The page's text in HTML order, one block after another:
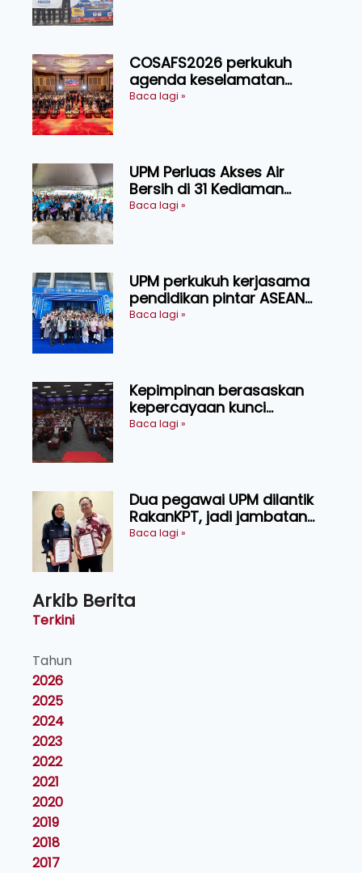
COSAFS2026 perkukuh
agenda keselamatan
makanan, AgriHub pacu
Baca lagi »
UPM Perluas Akses Air
Bersih di 31 Kediaman
Orang Asli Tasik Chini
Baca lagi »
UPM perkukuh kerjasama
pendidikan pintar ASEAN
menerusi lawatan rasmi ke
Baca lagi »
Kepimpinan berasaskan
kepercayaan kunci
kecemerlangan institusi -
Baca lagi »
Dua pegawai UPM dilantik
RakanKPT, jadi jambatan
maklumat ke akar umbi
Baca lagi »
Arkib Berita
Terkini
Tahun
2026
2025
2024
2023
2022
2021
2020
2019
2018
2017